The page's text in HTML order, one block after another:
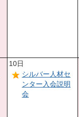
10日
シルバー人材セ
ンター入会説明
会